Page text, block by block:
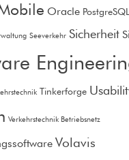
Oracle PostgreSQL
Seeverkehr Sicherheit
Tinkerforge
Verkehrstechnik Betriebsnetz
Volavis